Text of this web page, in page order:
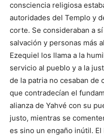
consciencia religiosa
autoridades del Templo y
corte. Se consideraban a
salvación y personas más
Ezequiel los llama a la
servicio al pueblo y a la
de la patria no cesaban de
que contradecían el
alianza de Yahvé con su
justo, mientras se
es sino un engaño inútil.